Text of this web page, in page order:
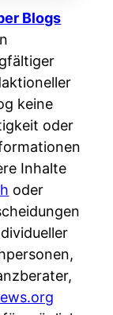
Blogs
keine
oder
Inhalte
oder